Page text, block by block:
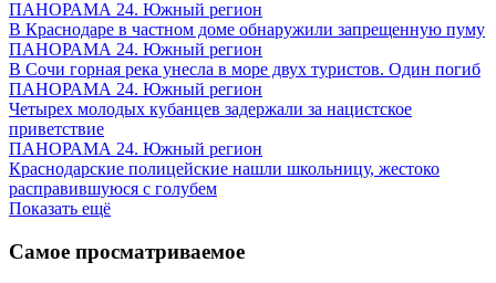
ПАНОРАМА 24. Южный регион
В Краснодаре в частном доме обнаружили запрещенную пуму
ПАНОРАМА 24. Южный регион
В Сочи горная река унесла в море двух туристов. Один погиб
ПАНОРАМА 24. Южный регион
Четырех молодых кубанцев задержали за нацистское
приветствие
ПАНОРАМА 24. Южный регион
Краснодарские полицейские нашли школьницу, жестоко
расправившуюся с голубем
Показать ещё
Самое просматриваемое